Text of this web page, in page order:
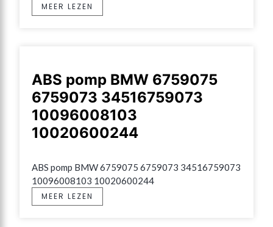
MEER LEZEN
ABS pomp BMW 6759075
6759073 34516759073
10096008103
10020600244
ABS pomp BMW 6759075 6759073 34516759073
10096008103 10020600244
MEER LEZEN